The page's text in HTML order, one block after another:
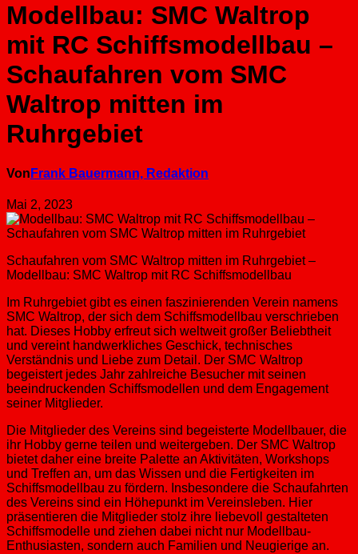
Modellbau: SMC Waltrop
mit RC Schiffsmodellbau –
Schaufahren vom SMC
Waltrop mitten im
Ruhrgebiet
Von Frank Bauermann, Redaktion
Mai 2, 2023
Schaufahren vom SMC Waltrop mitten im Ruhrgebiet –
Modellbau: SMC Waltrop mit RC Schiffsmodellbau
Im Ruhrgebiet gibt es einen faszinierenden Verein namens
SMC Waltrop, der sich dem Schiffsmodellbau verschrieben
hat. Dieses Hobby erfreut sich weltweit großer Beliebtheit
und vereint handwerkliches Geschick, technisches
Verständnis und Liebe zum Detail. Der SMC Waltrop
begeistert jedes Jahr zahlreiche Besucher mit seinen
beeindruckenden Schiffsmodellen und dem Engagement
seiner Mitglieder.
Die Mitglieder des Vereins sind begeisterte Modellbauer, die
ihr Hobby gerne teilen und weitergeben. Der SMC Waltrop
bietet daher eine breite Palette an Aktivitäten, Workshops
und Treffen an, um das Wissen und die Fertigkeiten im
Schiffsmodellbau zu fördern. Insbesondere die Schaufahrten
des Vereins sind ein Höhepunkt im Vereinsleben. Hier
präsentieren die Mitglieder stolz ihre liebevoll gestalteten
Schiffsmodelle und ziehen dabei nicht nur Modellbau-
Enthusiasten, sondern auch Familien und Neugierige an.